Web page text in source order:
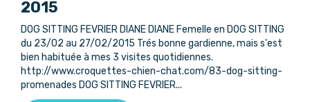
2015
DOG SITTING FEVRIER DIANE DIANE Femelle en DOG SITTING
du 23/02 au 27/02/2015 Trés bonne gardienne, mais s'est
bien habituée à mes 3 visites quotidiennes.
http://www.croquettes-chien-chat.com/83-dog-sitting-
promenades DOG SITTING FEVRIER...